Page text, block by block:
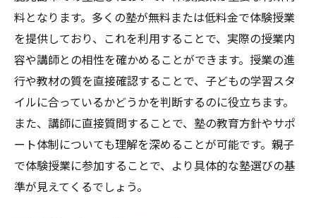
料となります。多くの塾が無料または低料金で体験授業
を提供しており、これを利用することで、実際の授業内
容や講師との相性を確かめることができます。授業の進
行や教材の質を直接確認することで、子どもの学習スタ
イルに合っているかどうかを判断するのに役立ちます。
また、講師に直接質問することで、塾の教育方針やサポ
ート体制についても理解を深めることが可能です。親子
で体験授業に参加することで、より具体的な塾選びの基
準が見えてくるでしょう。